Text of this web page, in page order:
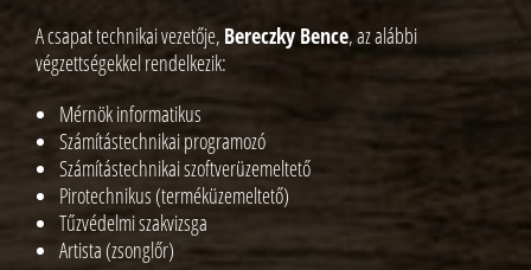
A csapat technikai vezetője, Bereczky Bence, az alábbi
végzettségekkel rendelkezik:
Mérnök informatikus
Számítástechnikai programozó
Számítástechnikai szoftverüzemeltető
Pirotechnikus (terméküzemeltető)
Tűzvédelmi szakvizsga
Artista (zsonglőr)